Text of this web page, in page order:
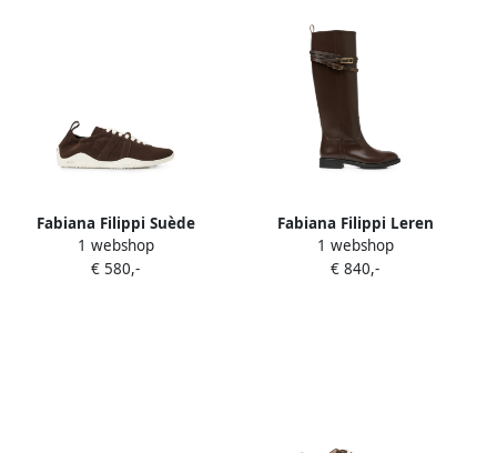
Fabiana Filippi Suède
sneakers verfraaid met
kralen Bruin
1 webshop
€ 580,-
Fabiana Filippi Leren
knielaarzen met
gespbandje Bruin
1 webshop
€ 840,-